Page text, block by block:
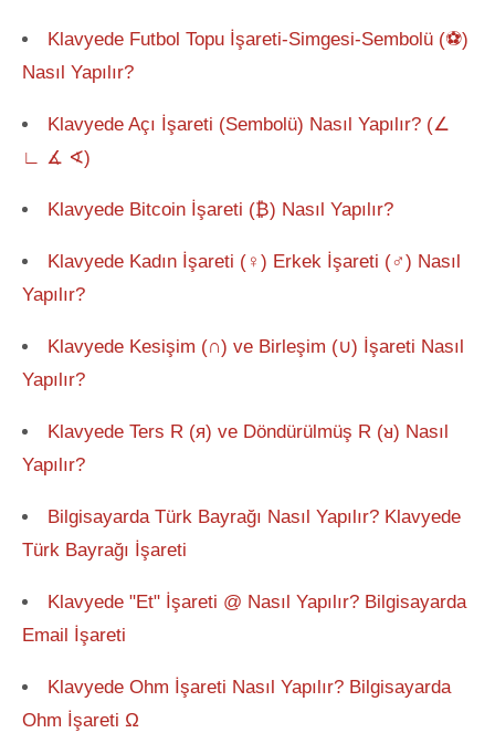
Klavyede Futbol Topu İşareti-Simgesi-Sembolü (⚽)
Nasıl Yapılır?
Klavyede Açı İşareti (Sembolü) Nasıl Yapılır? (∠
∟ ∡ ∢)
Klavyede Bitcoin İşareti (₿) Nasıl Yapılır?
Klavyede Kadın İşareti (♀) Erkek İşareti (♂) Nasıl
Yapılır?
Klavyede Kesişim (∩) ve Birleşim (∪) İşareti Nasıl
Yapılır?
Klavyede Ters R (я) ve Döndürülmüş R (ᴚ) Nasıl
Yapılır?
Bilgisayarda Türk Bayrağı Nasıl Yapılır? Klavyede
Türk Bayrağı İşareti
Klavyede "Et" İşareti @ Nasıl Yapılır? Bilgisayarda
Email İşareti
Klavyede Ohm İşareti Nasıl Yapılır? Bilgisayarda
Ohm İşareti Ω